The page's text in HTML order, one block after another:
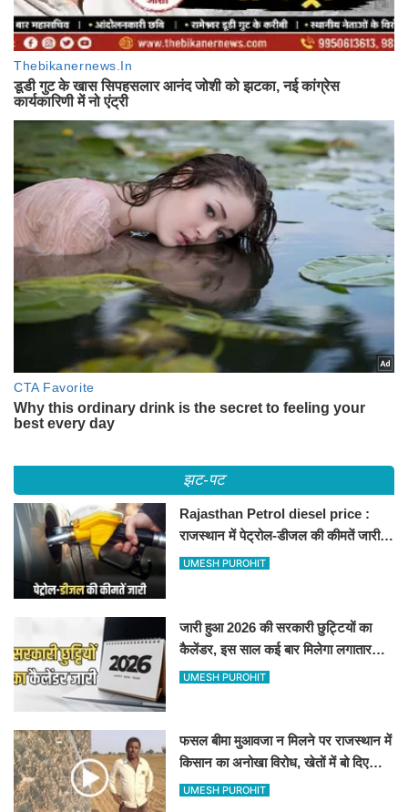
झट-पट
Rajasthan Petrol diesel price :
राजस्थान में पेट्रोल-डीजल की कीमतें जारी,
जानिए बीकानेर समेत पुरे प्रदेश में नए रेट
UMESH PUROHIT
जारी हुआ 2026 की सरकारी छुट्टियों का
कैलेंडर, इस साल कई बार मिलेगा लगातार
अवकाश, देखें
UMESH PUROHIT
फसल बीमा मुआवजा न मिलने पर राजस्थान में
किसान का अनोखा विरोध, खेतों में बो दिए
500-500 रुपए के नोट, वीडियो वायरल
UMESH PUROHIT